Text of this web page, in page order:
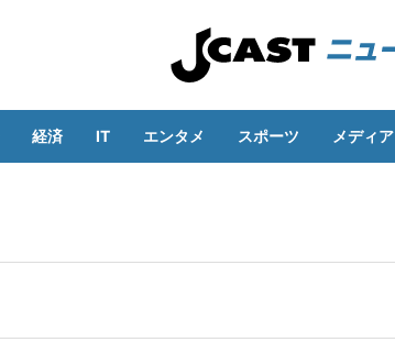
経済 IT エンタメ スポーツ メディア